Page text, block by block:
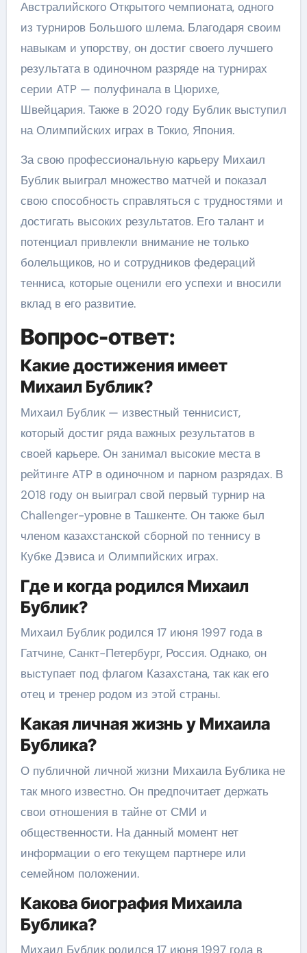
Австралийского Открытого чемпионата, одного
из турниров Большого шлема. Благодаря своим
навыкам и упорству, он достиг своего лучшего
результата в одиночном разряде на турнирах
серии ATP — полуфинала в Цюрихе,
Швейцария. Также в 2020 году Бублик выступил
на Олимпийских играх в Токио, Япония.
За свою профессиональную карьеру Михаил
Бублик выиграл множество матчей и показал
свою способность справляться с трудностями и
достигать высоких результатов. Его талант и
потенциал привлекли внимание не только
болельщиков, но и сотрудников федераций
тенниса, которые оценили его успехи и вносили
вклад в его развитие.
Вопрос-ответ:
Какие достижения имеет
Михаил Бублик?
Михаил Бублик — известный теннисист,
который достиг ряда важных результатов в
своей карьере. Он занимал высокие места в
рейтинге ATP в одиночном и парном разрядах. В
2018 году он выиграл свой первый турнир на
Challenger-уровне в Ташкенте. Он также был
членом казахстанской сборной по теннису в
Кубке Дэвиса и Олимпийских играх.
Где и когда родился Михаил
Бублик?
Михаил Бублик родился 17 июня 1997 года в
Гатчине, Санкт-Петербург, Россия. Однако, он
выступает под флагом Казахстана, так как его
отец и тренер родом из этой страны.
Какая личная жизнь у Михаила
Бублика?
О публичной личной жизни Михаила Бублика не
так много известно. Он предпочитает держать
свои отношения в тайне от СМИ и
общественности. На данный момент нет
информации о его текущем партнере или
семейном положении.
Какова биография Михаила
Бублика?
Михаил Бублик родился 17 июня 1997 года в